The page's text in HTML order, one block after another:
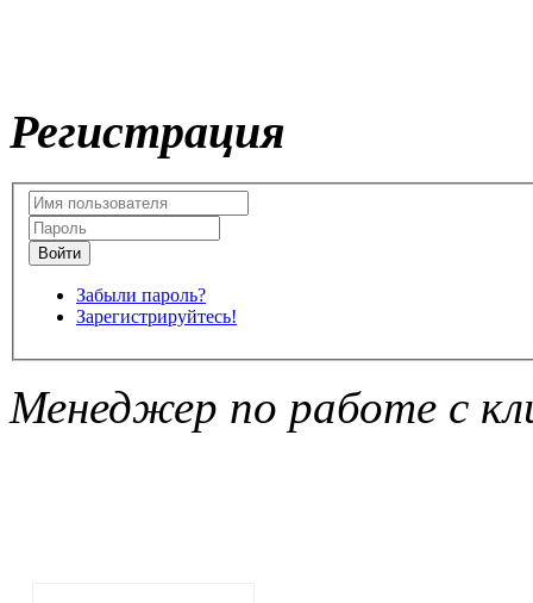
Регистрация
Забыли пароль?
Зарегистрируйтесь!
Менеджер по работе с